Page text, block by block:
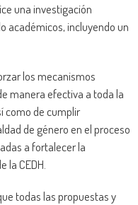
una investigación
académicos, incluyendo un
los mecanismos
manera efectiva a toda la
como de cumplir
de género en el proceso
a fortalecer la
la CEDH.
todas las propuestas y